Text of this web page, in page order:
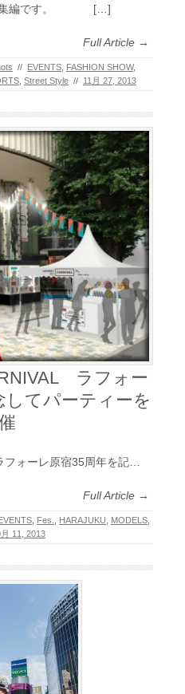
総集編です。 […]
Full Article →
// EVENTS, FASHION SHOW,
, Street Style // 11月 27, 2013
ラフォー
してパーティーを
フォーレ原宿35周年を記…
Full Article →
Fes. HARAJUKU MODELS
月 11, 2013